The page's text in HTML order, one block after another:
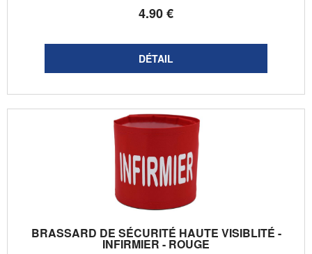
4.90€
BRASSARD DE SÉCURITÉ HAUTE VISIBLITÉ -
INFIRMIER - ROUGE